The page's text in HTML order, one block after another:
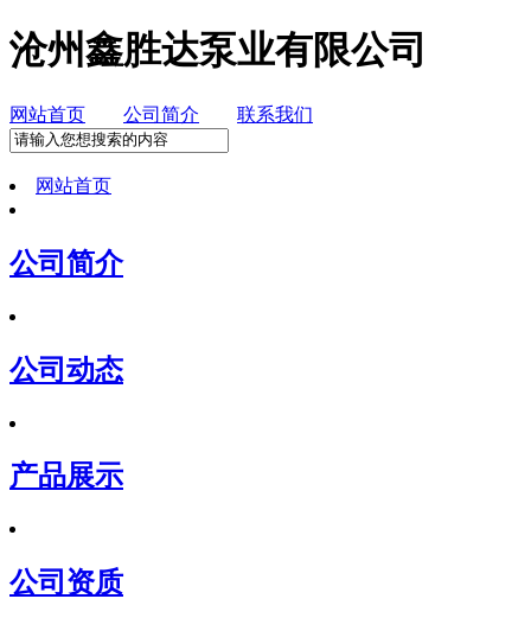
沧州鑫胜达泵业有限公司
网站首页 公司简介 联系我们
网站首页
公司简介
公司动态
产品展示
公司资质